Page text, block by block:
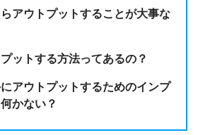
アウトプットすることが大事な
ットする方法ってあるの？
アウトプットするためのインプ
かない？